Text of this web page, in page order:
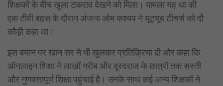
शिक्षकों के बीच खुला टकराव देखने को मिला। मामला यह था की
एक टीवी बहस के दौरान अंजना ओम कश्यप ने यूट्यूब टीचर्स को दौ
कौड़ी कहा था।
इस बयान पर खान सर ने भी खुलकर प्रतिक्रिया दी और कहा कि
ऑनलाइन शिक्षा ने लाखों गरीब और दूरदराज के छात्रों तक सस्ती
और गुणवत्तापूर्ण शिक्षा पहुंचाई है। उनके साथ कई अन्य शिक्षकों ने